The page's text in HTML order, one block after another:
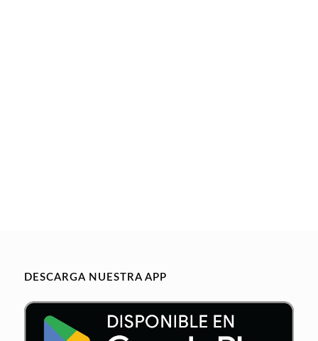
DESCARGA NUESTRA APP